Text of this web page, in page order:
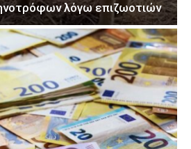
λόγω επιζωοτιών